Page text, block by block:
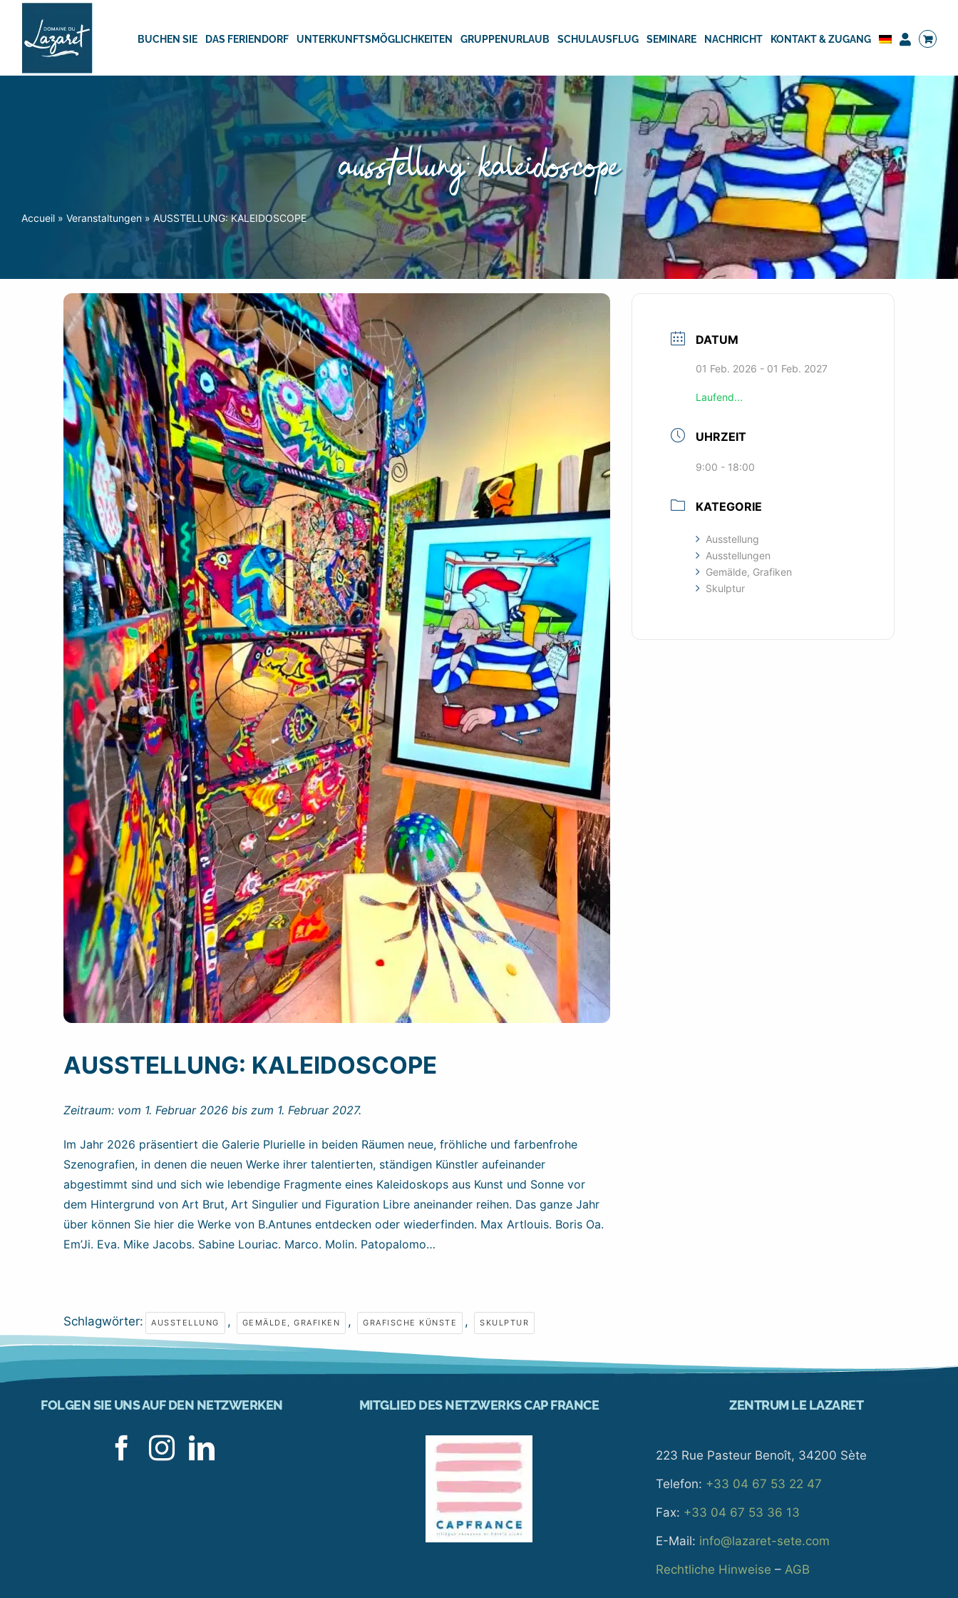
Skip
content
BUCHEN SIE DAS FERIENDORF UNTERKUNFTSMÖGLICHKEITEN GRUPPENURLAUB SCHULAUSFLUG SEMINARE NACHRICHT KONTAKT & ZUGANG
ausstellung: kaleidoscope
Accueil» Veranstaltungen»AUSSTELLUNG: KALEIDOSCOPE
AUSSTELLUNG: KALEIDOSCOPE
Zeitraum: vom 1. Februar 2026 bis zum 1. Februar 2027.
Im Jahr 2026 präsentiert die Galerie Plurielle in beiden Räumen neue, fröhliche und farbenfrohe
Szenografien, in denen die neuen Werke ihrer talentierten, ständigen Künstler aufeinander
abgestimmt sind und sich wie lebendige Fragmente eines Kaleidoskops aus Kunst und Sonne vor
dem Hintergrund von Art Brut, Art Singulier und Figuration Libre aneinander reihen. Das ganze Jahr
über können Sie hier die Werke von B.Antunes entdecken oder wiederfinden. Max Artlouis. Boris Oa.
Em’Ji. Eva. Mike Jacobs. Sabine Louriac. Marco. Molin. Patopalomo…
Schlagwörter: AUSSTELLUNG , GEMÄLDE, GRAFIKEN , GRAFISCHE KÜNSTE , SKULPTUR
DATUM
01 Feb. 2026 - 01 Feb. 2027
Laufend...
UHRZEIT
9:00 - 18:00
KATEGORIE
Ausstellung
Ausstellungen
Gemälde, Grafiken
Skulptur
FOLGEN SIE UNS AUF DEN NETZWERKEN MITGLIED DES NETZWERKS CAP FRANCE ZENTRUM LE LAZARET
223 Rue Pasteur Benoît, 34200 Sète
Telefon: +33 04 67 53 22 47
Fax: +33 04 67 53 36 13
E-Mail: info@lazaret-sete.com
Rechtliche Hinweise – AGB